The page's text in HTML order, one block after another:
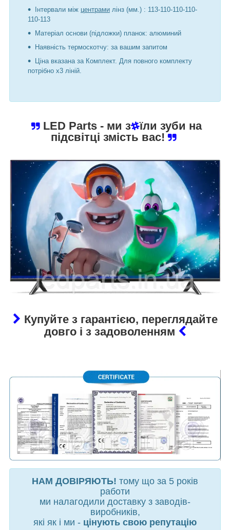
Інтервали між центрами лінз (мм.) : 113-110-110-110-
110-113
Матеріал основи (підложки) планок: алюминий
Наявність термоскотчу: за вашим запитом
Ціна вказана за Комплект. Для повного комплекту
потрібно х3 ліній.
LED Parts - ми з
їли зуби на
підсвітці змість вас!
Купуйте з гарантією, переглядайте
довго і з задоволенням
НАМ ДОВІРЯЮТЬ! тому що за 5 років
работи
ми налагодили доставку з заводів-
виробників,
які як і ми - цінують свою репутацію